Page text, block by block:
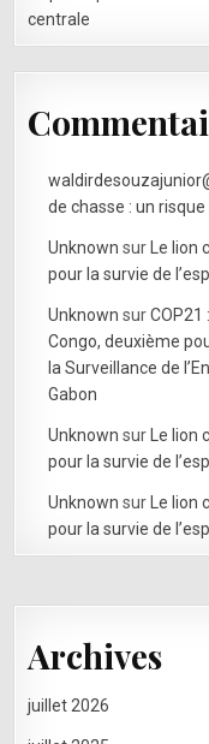
centrale
de chasse : un risque
Unknown sur
Le
pour la survie de
Unknown surCOP21
Congo, deuxième
la Surveillance de
Gabon
Unknown sur
Le
pour la survie de
Unknown sur
Le
pour la survie de
Archives
juillet 2026